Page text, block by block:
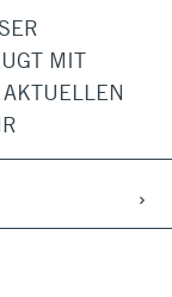
MIT